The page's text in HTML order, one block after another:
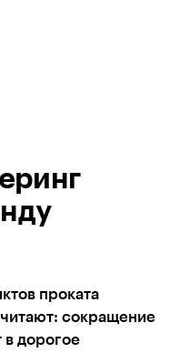
проката
сокращение
в дорогое